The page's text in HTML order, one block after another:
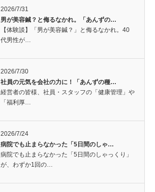
2026/7/31
男が美容鍼？と侮るなかれ。「あんずの…
【体験談】「男が美容鍼？」と侮るなかれ。40
代男性が…
2026/7/30
社員の元気を会社の力に！「あんずの種…
経営者の皆様、社員・スタッフの「健康管理」や
「福利厚…
2026/7/24
病院でも止まらなかった「5日間のしゃ…
病院でも止まらなかった「5日間のしゃっくり」
が、わずか1回の…